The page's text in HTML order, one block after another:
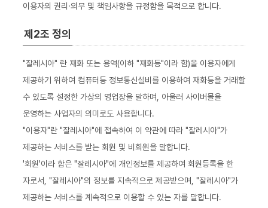
이용자의 권리·의무 및 책임사항을 규정함을 목적으로 합니다.
제2조 정의
"잘레시아" 란 재화 또는 용역(이하 "재화등"이라 함)을 이용자에게
제공하기 위하여 컴퓨터등 정보통신설비를 이용하여 재화등을 거래할
수 있도록 설정한 가상의 영업장을 말하며, 아울러 사이버몰을
운영하는 사업자의 의미로도 사용합니다.
"이용자"란 "잘레시아"에 접속하여 이 약관에 따라 "잘레시아"가
제공하는 서비스를 받는 회원 및 비회원을 말합니다.
'회원'이라 함은 "잘레시아"에 개인정보를 제공하여 회원등록을 한
자로서, "잘레시아"의 정보를 지속적으로 제공받으며, "잘레시아"가
제공하는 서비스를 계속적으로 이용할 수 있는 자를 말합니다.